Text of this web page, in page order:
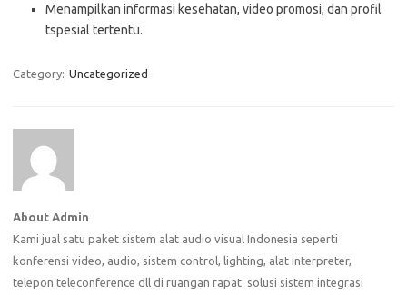
Menampilkan informasi kesehatan, video promosi, dan profil
tspesial tertentu.
Category: Uncategorized
About Admin
Kami jual satu paket sistem alat audio visual Indonesia seperti
konferensi video, audio, sistem control, lighting, alat interpreter,
telepon teleconference dll di ruangan rapat. solusi sistem integrasi